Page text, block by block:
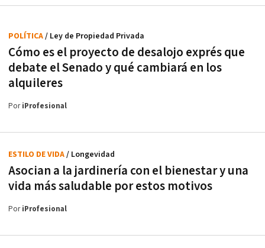
Cómo es el proyecto de desalojo exprés que
debate el Senado y qué cambiará en los
alquileres
POLÍTICA/ Ley de Propiedad Privada
PoriProfesional
Asocian a la jardinería con el bienestar y una
vida más saludable por estos motivos
ESTILO DE VIDA/ Longevidad
PoriProfesional